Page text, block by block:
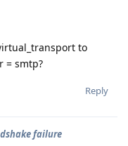
to
= smtp?
Reply
failure